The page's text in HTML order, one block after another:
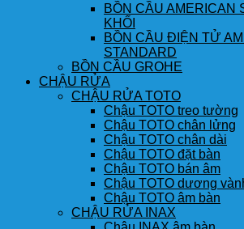
BỒN CẦU AMERICAN
KHỐI
BỒN CẦU ĐIỆN TỬ
STANDARD
BỒN CẦU GROHE
CHẬU RỬA
CHẬU RỬA TOTO
Chậu TOTO treo tường
Chậu TOTO chân lửng
Chậu TOTO chân dài
Chậu TOTO đặt bàn
Chậu TOTO bán âm
Chậu TOTO dương
Chậu TOTO âm bàn
CHẬU RỬA INAX